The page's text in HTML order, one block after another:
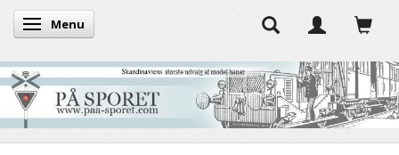
Toggle navigation
Menu